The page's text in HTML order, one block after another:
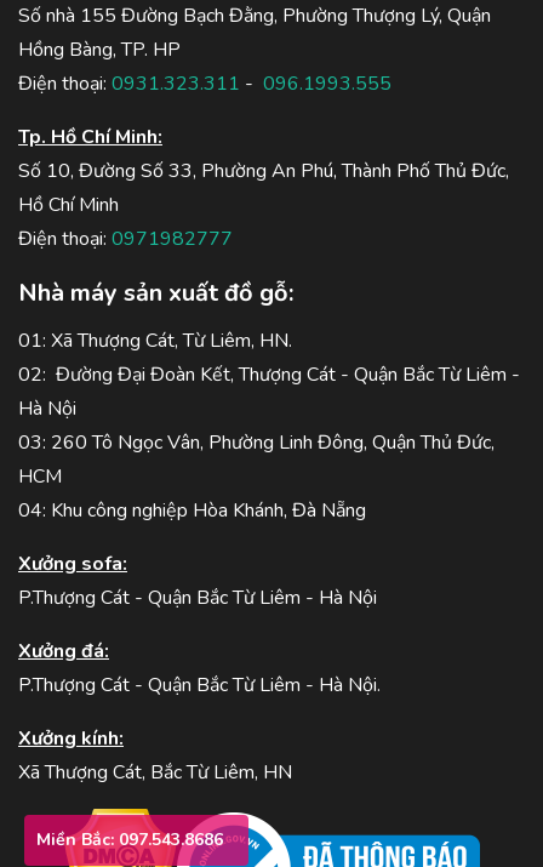
Miền Bắc: 097.543.8686
Số nhà 155 Đường Bạch Đằng, Phường Thượng Lý, Quận
Hồng Bàng, TP. HP
Điện thoại: 0931.323.311 - 096.1993.555
Tp. Hồ Chí Minh:
Số 10, Đường Số 33, Phường An Phú, Thành Phố Thủ Đức,
Hồ Chí Minh
Điện thoại: 0971982777
Nhà máy sản xuất đồ gỗ:
01: Xã Thượng Cát, Từ Liêm, HN.
02: Đường Đại Đoàn Kết, Thượng Cát - Quận Bắc Từ Liêm -
Hà Nội
03: 260 Tô Ngọc Vân, Phường Linh Đông, Quận Thủ Đức,
HCM
04: Khu công nghiệp Hòa Khánh, Đà Nẵng
Xưởng sofa:
P.Thượng Cát - Quận Bắc Từ Liêm - Hà Nội
Xưởng đá:
P.Thượng Cát - Quận Bắc Từ Liêm - Hà Nội.
Xưởng kính:
Xã Thượng Cát, Bắc Từ Liêm, HN